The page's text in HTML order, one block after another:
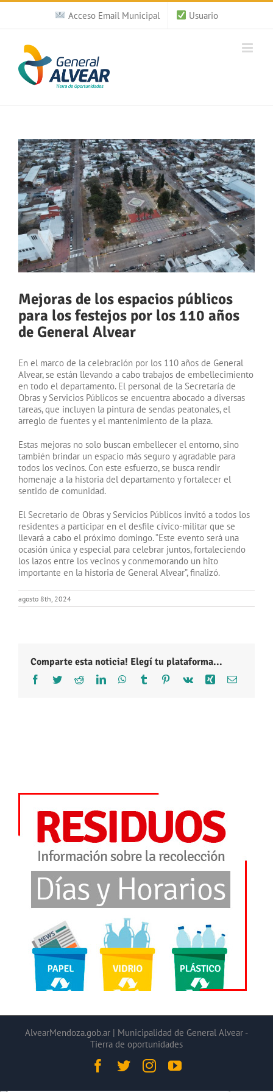
Saltar
contenido
Acceso Email Municipal Usuario
Ver
imagen
más
grande
Mejoras de los espacios públicos
para los festejos por los 110 años
de General Alvear
En el marco de la celebración por los 110 años de General
Alvear, se están llevando a cabo trabajos de embellecimiento
en todo el departamento. El personal de la Secretaría de
Obras y Servicios Públicos se encuentra abocado a diversas
tareas, que incluyen la pintura de sendas peatonales, el
arreglo de fuentes y el mantenimiento de la plaza.
Estas mejoras no solo buscan embellecer el entorno, sino
también brindar un espacio más seguro y agradable para
todos los vecinos. Con este esfuerzo, se busca rendir
homenaje a la historia del departamento y fortalecer el
sentido de comunidad.
El Secretario de Obras y Servicios Públicos invitó a todos los
residentes a participar en el desfile cívico-militar que se
llevará a cabo el próximo domingo. “Este evento será una
ocasión única y especial para celebrar juntos, fortaleciendo
los lazos entre los vecinos y conmemorando un hito
importante en la historia de General Alvear”, finalizó.
agosto 8th, 2024
Comparte esta noticia! Elegí tu plataforma...
Facebook
TwitterRedditLinkedInWhatsApp
Tumblr Pinterest
Vk Xing Correo
AlvearMendoza.gob.ar | Municipalidad de General Alvear -
Tierra de oportunidades
Facebook
TwitterInstagramYouTube